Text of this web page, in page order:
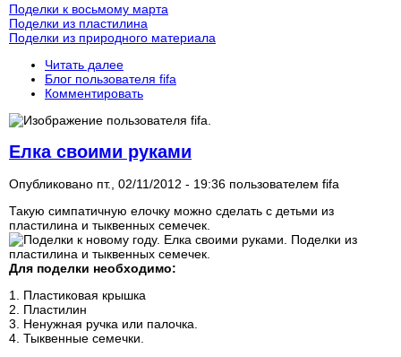
Поделки к восьмому марта
Поделки из пластилина
Поделки из природного материала
Читать далее
Блог пользователя fifa
Комментировать
Елка своими руками
Опубликовано пт., 02/11/2012 - 19:36 пользователем fifa
Такую симпатичную елочку можно сделать с детьми из
пластилина и тыквенных семечек.
Для поделки необходимо:
1. Пластиковая крышка
2. Пластилин
3. Ненужная ручка или палочка.
4. Тыквенные семечки.